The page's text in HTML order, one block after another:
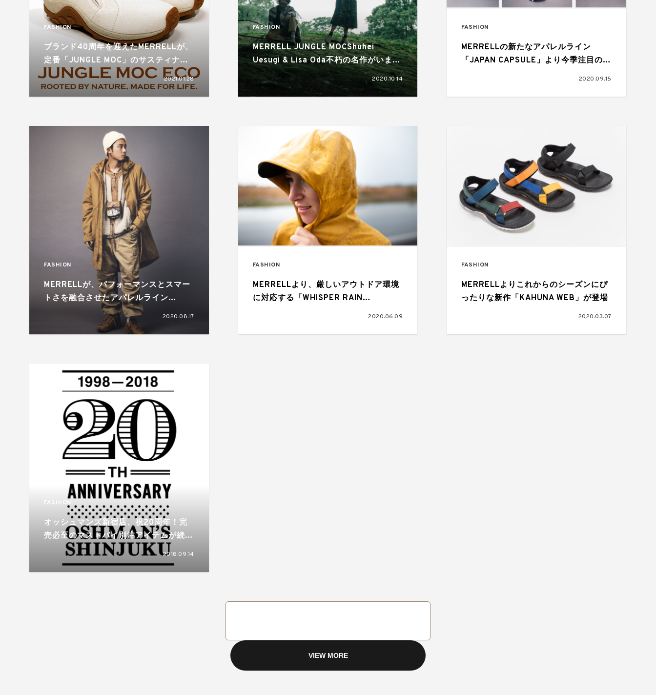
FASHION
ブランド40周年を迎えたMERRELLが、
定番「JUNGLE MOC」のサスティナブ
ルモデルを数量限定発売
2021.01.28
FASHION
MERRELL JUNGLE MOCShuhei
Uesugi & Lisa Oda不朽の名作がいま、
再びストリートの定番へ
2020.10.14
FASHION
MERRELLの新たなアパレルライン
「JAPAN CAPSULE」より今季注目のシ
2020.09.15
FASHION
MERRELLが、パフォーマンスとスマー
トさを融合させたアパレルライン
「JAPAN CAPSULE」を9月中旬にリリ
2020.08.17
FASHION
MERRELLより、厳しいアウトドア環境
に対応する「WHISPER RAIN
2020.06.09
FASHION
MERRELLよりこれからのシーズンにぴ
ったりな新作「KAHUNA WEB」が登場
2020.03.07
FASHION
オッシュマンズ新宿店、祝20周年！完
売必至のマストバイ別注アイテムが続々
2018.09.14
VIEW MORE